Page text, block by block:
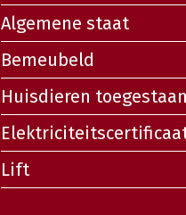
Algemene staat
Bemeubeld
Huisdieren toegestaan
Lift